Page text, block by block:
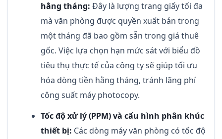
hằng tháng: Đây là lượng trang giấy tối đa
mà văn phòng được quyền xuất bản trong
một tháng đã bao gồm sẵn trong giá thuê
gốc. Việc lựa chọn hạn mức sát với biểu đồ
tiêu thụ thực tế của công ty sẽ giúp tối ưu
hóa dòng tiền hằng tháng, tránh lãng phí
công suất máy photocopy.
Tốc độ xử lý (PPM) và cấu hình phân khúc
thiết bị: Các dòng máy văn phòng có tốc độ